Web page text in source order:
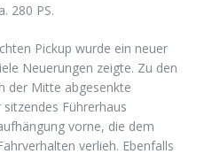
280 PS.
Pickup wurde ein neuer
Neuerungen zeigte. Zu den
der Mitte abgesenkte
Führerhaus
vorne, die dem
verlieh. Ebenfalls